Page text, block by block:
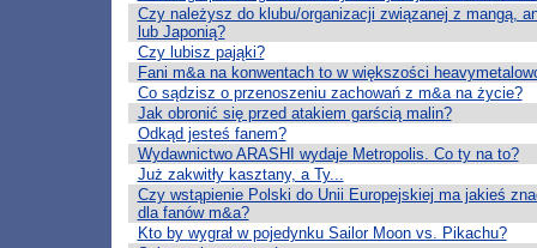
Czy należysz do klubu/organizacji związanej z mangą,
lub Japonią?
Czy lubisz pająki?
Fani m&a na konwentach to w większości
Co sądzisz o przenoszeniu zachowań z m&a na życie?
Jak obronić się przed atakiem garścią malin?
Odkąd jesteś fanem?
Wydawnictwo ARASHI wydaje Metropolis. Co ty na to?
Już zakwitły kasztany, a Ty...
Czy wstąpienie Polski do Unii Europejskiej ma jakieś
dla fanów m&a?
Kto by wygrał w pojedynku Sailor Moon vs. Pikachu?